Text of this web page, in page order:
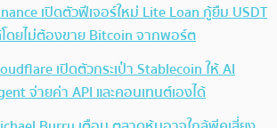
เปิดตัวฟีเจอร์ใหม่ Lite Loan กู้ยืม USDT
โดยไม่ต้องขาย Bitcoin จากพอร์ต
เปิดตัวกระเป๋า Stablecoin ให้ AI
จ่ายค่า API และคอนเทนต์เองได้